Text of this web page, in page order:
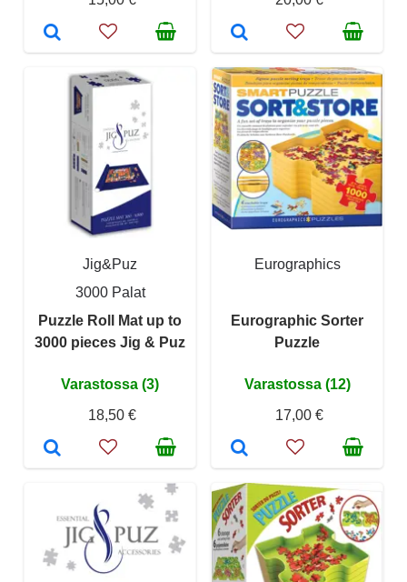
Jig&Puz
3000 Palat
Puzzle Roll Mat up to
3000 pieces Jig & Puz
Varastossa (3)
18,50 €
Eurographics
Eurographic Sorter
Puzzle
Varastossa (12)
17,00 €